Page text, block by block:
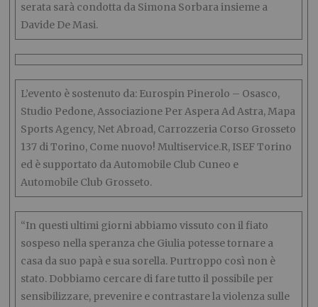
serata sarà condotta da Simona Sorbara insieme a
Davide De Masi.
L’evento è sostenuto da: Eurospin Pinerolo – Osasco,
Studio Pedone, Associazione Per Aspera Ad Astra, Mapa
Sports Agency, Net Abroad, Carrozzeria Corso Grosseto
137 di Torino, Come nuovo! Multiservice.R, ISEF Torino
ed è supportato da Automobile Club Cuneo e
Automobile Club Grosseto.
“In questi ultimi giorni abbiamo vissuto con il fiato
sospeso nella speranza che Giulia potesse tornare a
casa da suo papà e sua sorella. Purtroppo così non è
stato. Dobbiamo cercare di fare tutto il possibile per
sensibilizzare, prevenire e contrastare la violenza sulle